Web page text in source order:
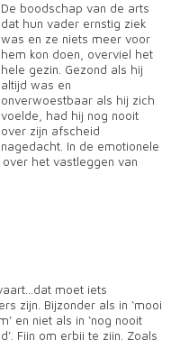
De boodschap van de arts
dat hun vader ernstig ziek
was en ze niets meer voor
hem kon doen, overviel het
hele gezin. Gezond als hij
altijd was en
onverwoestbaar als hij zich
voelde, had hij nog nooit
over zijn afscheid
nagedacht. In de emotionele
over het vastleggen van
moet iets
zijn. Bijzonder als in ‘mooi
en niet als in ‘nog nooit
Fijn om erbij te zijn. Zoals